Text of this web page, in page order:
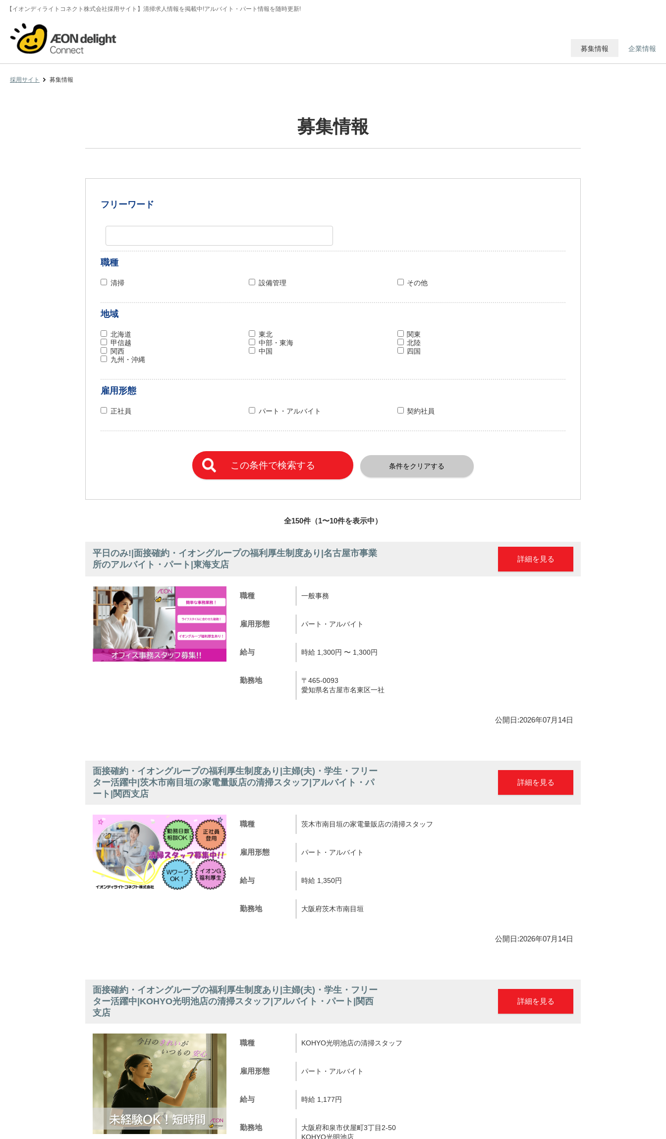
【イオンディライトコネクト株式会社採用サイト】清掃求人情報を掲載中!アルバイト・パート情報を随時更新!
募集情報 企業情報
採用サイト 募集情報
募集情報
フリーワード
職種
清掃 設備管理 その他
地域
北海道 東北
関東
甲信越
中部・東海
北陸
関西
中国
四国
九州・沖縄
雇用形態
正社員 パート・アルバイト 契約社員
全150件（1〜10件を表示中）
平日のみ!|面接確約・イオングループの福利厚生制度あり|名古屋市事業
所のアルバイト・パート|東海支店
詳細を見る
職種 一般事務
雇用形態 パート・アルバイト
給与 時給 1,300円 〜 1,300円
勤務地
〒465-0093
愛知県名古屋市名東区一社
公開日:2026年07月14日
面接確約・イオングループの福利厚生制度あり|主婦(夫)・学生・フリー
ター活躍中|茨木市南目垣の家電量販店の清掃スタッフ|アルバイト・パ
ート|関西支店
詳細を見る
職種 茨木市南目垣の家電量販店の清掃スタッフ
雇用形態 パート・アルバイト
給与 時給 1,350円
勤務地 大阪府茨木市南目垣
公開日:2026年07月14日
面接確約・イオングループの福利厚生制度あり|主婦(夫)・学生・フリー
ター活躍中|KOHYO光明池店の清掃スタッフ|アルバイト・パート|関西
支店
詳細を見る
職種 KOHYO光明池店の清掃スタッフ
雇用形態 パート・アルバイト
給与 時給 1,177円
勤務地
大阪府和泉市伏屋町3丁目2-50
KOHYO光明池店